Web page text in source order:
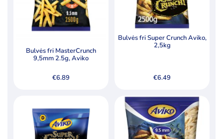
Bulvės fri MasterCrunch
9,5mm 2.5g, Aviko
€6.89
Bulvės fri Super Crunch Aviko,
2,5kg
€6.49